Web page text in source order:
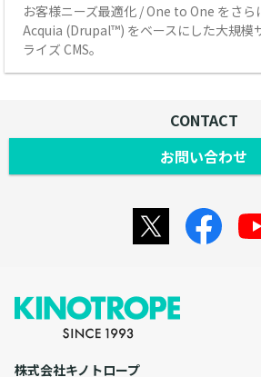
お客様ニーズ最適化 / One to One をさら
Acquia (Drupal™) をベースにした大規模
ライズ CMS。
CONTACT
お問い合わせ
株式会社キノトロープ